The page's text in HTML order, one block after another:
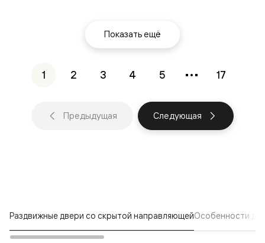
Показать ещё
1 2 3 4 5 17
Предыдущая Следующая
Раздвижные двери со скрытой направляющейОсобенности